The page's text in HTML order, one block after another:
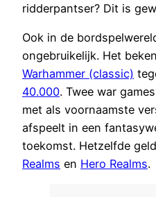
ridderpantser? Dit is
Ook in de
ongebruikelijk. Het
Warhammer (classic)
40.000. Twee war
met als voornaamste
afspeelt in een
toekomst. Hetzelfde
Realms en Hero Realms.